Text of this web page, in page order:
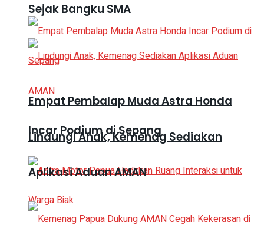
Empat Pembalap Muda Astra Honda
Incar Podium di Sepang
Sejak Bangku SMA
Lindungi Anak, Kemenag Sediakan
Aplikasi Aduan AMAN